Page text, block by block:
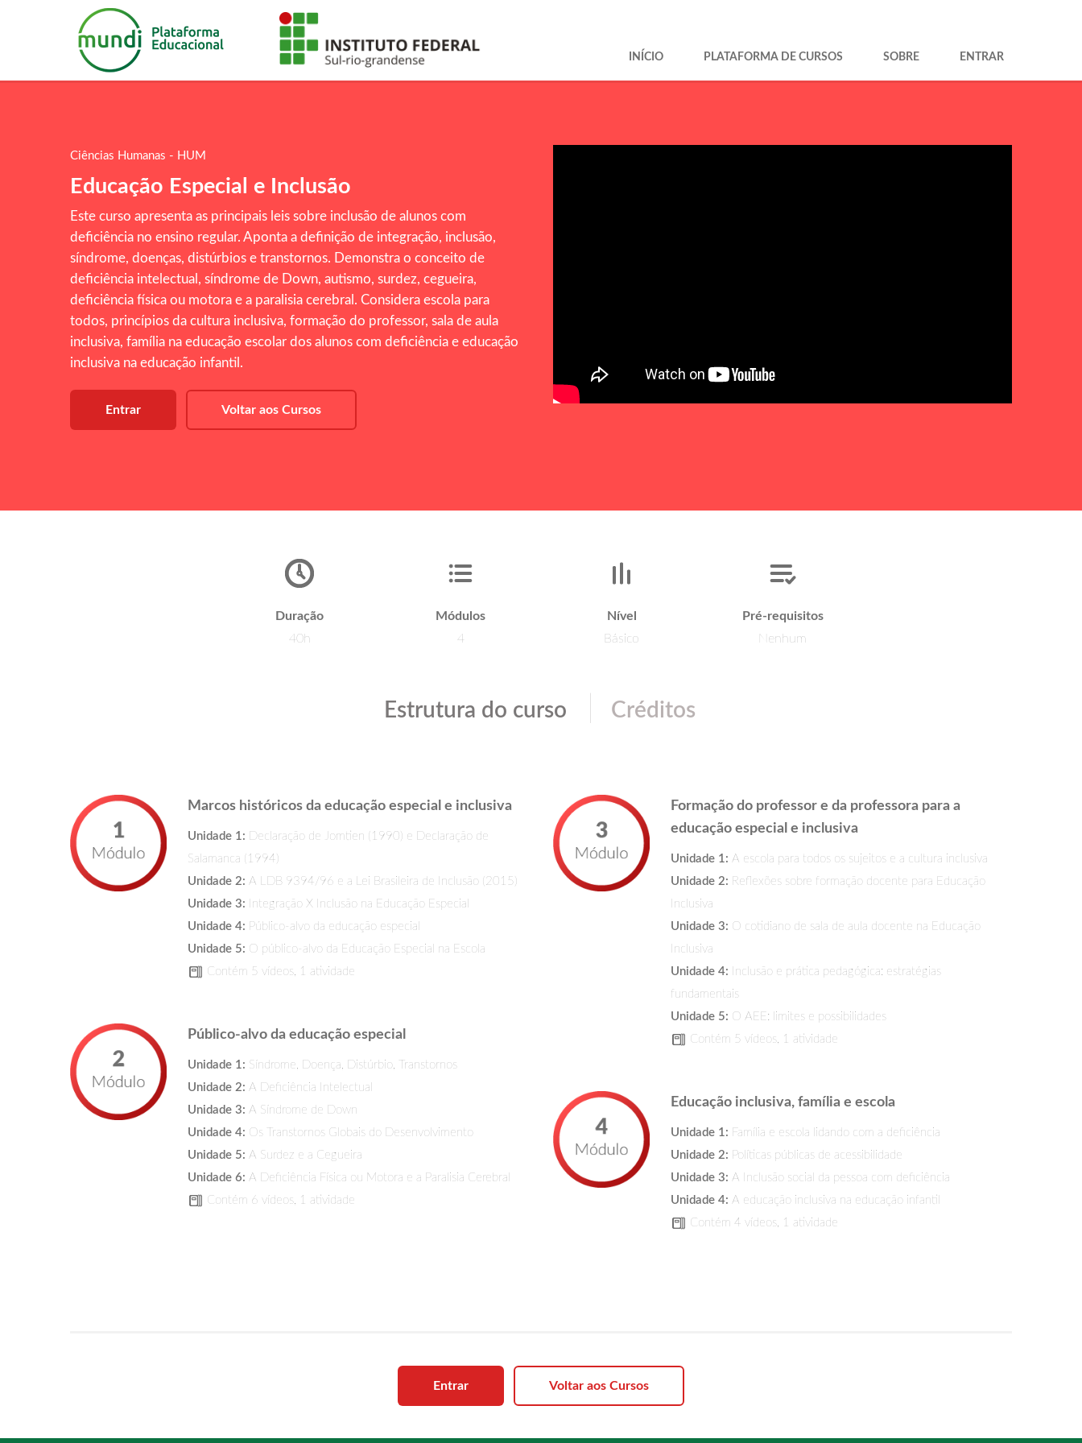
INÍCIO PLATAFORMA DE CURSOS SOBRE ENTRAR
Ciências Humanas - HUM
Educação Especial e Inclusão
Este curso apresenta as principais leis sobre inclusão de alunos com
deficiência no ensino regular. Aponta a definição de integração, inclusão,
síndrome, doenças, distúrbios e transtornos. Demonstra o conceito de
deficiência intelectual, síndrome de Down, autismo, surdez, cegueira,
deficiência física ou motora e a paralisia cerebral. Considera escola para
todos, princípios da cultura inclusiva, formação do professor, sala de aula
inclusiva, família na educação escolar dos alunos com deficiência e educação
inclusiva na educação infantil.
Entrar Voltar aos Cursos
Duração
40h
Módulos
4
Nível
Básico
Pré-requisitos
Nenhum
Estrutura do curso Créditos
Marcos históricos da educação especial e inclusiva
Unidade 1: Declaração de Jomtien (1990) e Declaração de
Salamanca (1994)
Unidade 2: A LDB 9394/96 e a Lei Brasileira de Inclusão (2015)
Unidade 3: Integração X Inclusão na Educação Especial
Unidade 4: Público-alvo da educação especial
Unidade 5: O público-alvo da Educação Especial na Escola
Contém 5 vídeos, 1 atividade
Público-alvo da educação especial
Unidade 1: Síndrome, Doença, Distúrbio, Transtornos
Unidade 2: A Deficiência Intelectual
Unidade 3: A Síndrome de Down
Unidade 4: Os Transtornos Globais do Desenvolvimento
Unidade 5: A Surdez e a Cegueira
Unidade 6: A Deficiência Física ou Motora e a Paralisia Cerebral
Contém 6 vídeos, 1 atividade
Formação do professor e da professora para a
educação especial e inclusiva
Unidade 1: A escola para todos os sujeitos e a cultura inclusiva
Unidade 2: Reflexões sobre formação docente para Educação
Inclusiva
Unidade 3: O cotidiano de sala de aula docente na Educação
Inclusiva
Unidade 4: Inclusão e prática pedagógica: estratégias
fundamentais
Unidade 5: O AEE: limites e possibilidades
Contém 5 vídeos, 1 atividade
Educação inclusiva, família e escola
Unidade 1: Família e escola lidando com a deficiência
Unidade 2: Políticas públicas de acessibilidade
Unidade 3: A Inclusão social da pessoa com deficiência
Unidade 4: A educação inclusiva na educação infantil
Contém 4 vídeos, 1 atividade
Entrar Voltar aos Cursos